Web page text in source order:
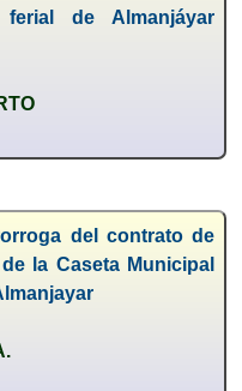
de Almanjáyar
del contrato de
la Caseta Municipal